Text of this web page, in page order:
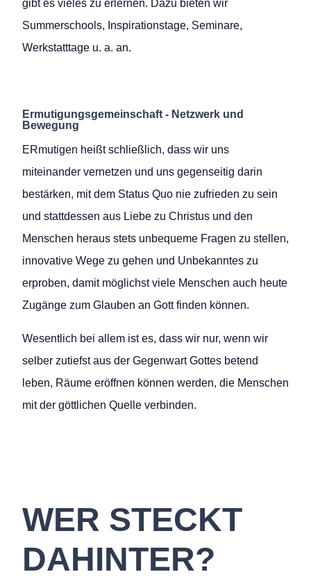
gibt es vieles zu erlernen. Dazu bieten wir
Summerschools, Inspirationstage, Seminare,
Werkstatttage u. a. an.
Ermutigungsgemeinschaft - Netzwerk und
Bewegung
ERmutigen heißt schließlich, dass wir uns
miteinander vernetzen und uns gegenseitig darin
bestärken, mit dem Status Quo nie zufrieden zu sein
und stattdessen aus Liebe zu Christus und den
Menschen heraus stets unbequeme Fragen zu stellen,
innovative Wege zu gehen und Unbekanntes zu
erproben, damit möglichst viele Menschen auch heute
Zugänge zum Glauben an Gott finden können.
Wesentlich bei allem ist es, dass wir nur, wenn wir
selber zutiefst aus der Gegenwart Gottes betend
leben, Räume eröffnen können werden, die Menschen
mit der göttlichen Quelle verbinden.
WER STECKT
DAHINTER?